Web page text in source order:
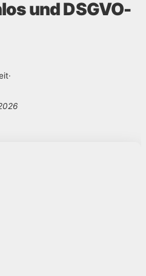
und DSGVO-
·